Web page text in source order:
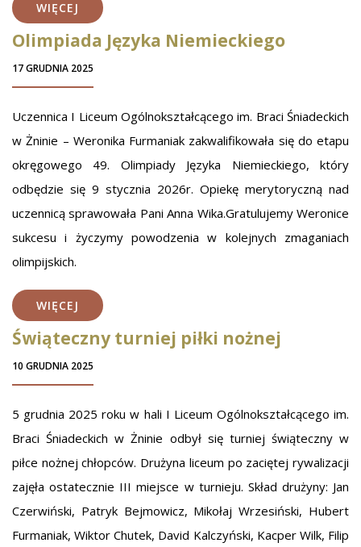
WIĘCEJ
Olimpiada Języka Niemieckiego
17 GRUDNIA 2025
Uczennica I Liceum Ogólnokształcącego im. Braci Śniadeckich
w Żninie – Weronika Furmaniak zakwalifikowała się do etapu
okręgowego 49. Olimpiady Języka Niemieckiego, który
odbędzie się 9 stycznia 2026r. Opiekę merytoryczną nad
uczennicą sprawowała Pani Anna Wika.Gratulujemy Weronice
sukcesu i życzymy powodzenia w kolejnych zmaganiach
olimpijskich.
WIĘCEJ
Świąteczny turniej piłki nożnej
10 GRUDNIA 2025
5 grudnia 2025 roku w hali I Liceum Ogólnokształcącego im.
Braci Śniadeckich w Żninie odbył się turniej świąteczny w
piłce nożnej chłopców. Drużyna liceum po zaciętej rywalizacji
zajęła ostatecznie III miejsce w turnieju. Skład drużyny: Jan
Czerwiński, Patryk Bejmowicz, Mikołaj Wrzesiński, Hubert
Furmaniak, Wiktor Chutek, David Kalczyński, Kacper Wilk, Filip